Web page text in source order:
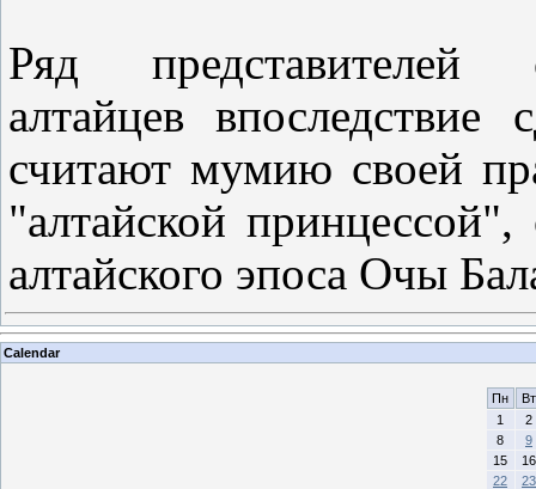
Ряд представителей
алтайцев
считают мумию своей
"алтайской
алтайского эпоса Очы
Calendar
Пн
Вт
1
2
8
9
15
16
22
23